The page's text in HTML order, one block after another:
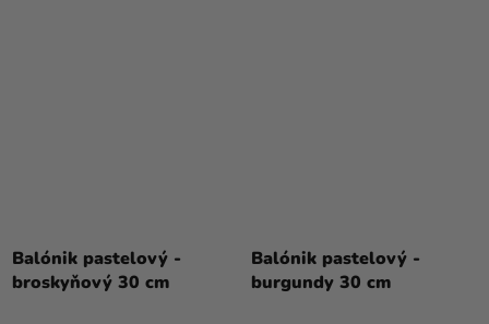
Balónik pastelový -
broskyňový 30 cm
Balónik pastelový -
burgundy 30 cm